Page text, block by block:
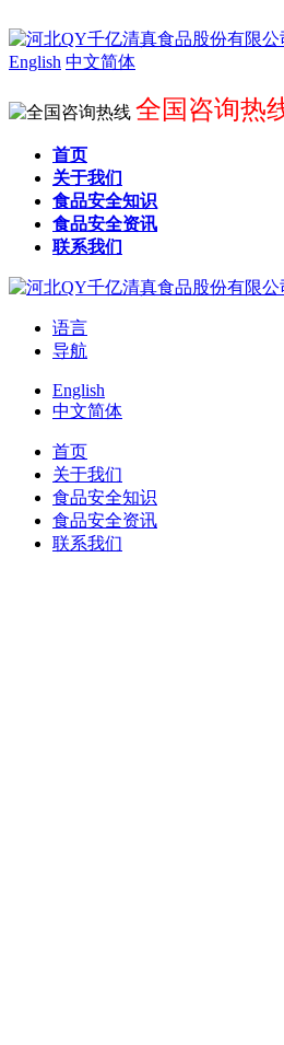
English 中文简体
全国咨询热
首页
关于我们
食品安全知识
食品安全资讯
联系我们
语言
导航
English
中文简体
首页
关于我们
食品安全知识
食品安全资讯
联系我们